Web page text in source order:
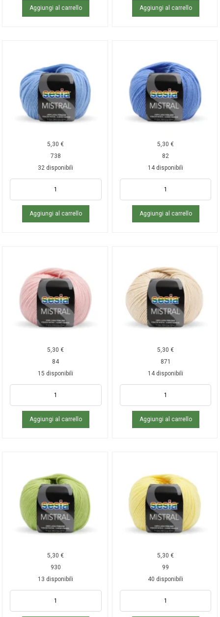
Aggiungi al carrello Aggiungi al carrello
5,30€
738
32 disponibili
Aggiungi al carrello
5,30€
82
14 disponibili
Aggiungi al carrello
5,30€
84
15 disponibili
Aggiungi al carrello
5,30€
871
14 disponibili
Aggiungi al carrello
5,30€
930
13 disponibili
5,30€
99
40 disponibili